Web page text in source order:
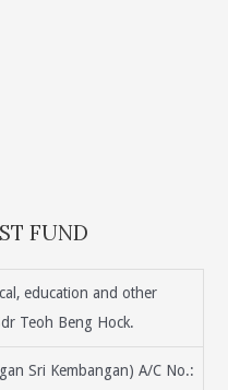
FUND
education and other
Teoh Beng Hock.
Sri Kembangan) A/C No.: